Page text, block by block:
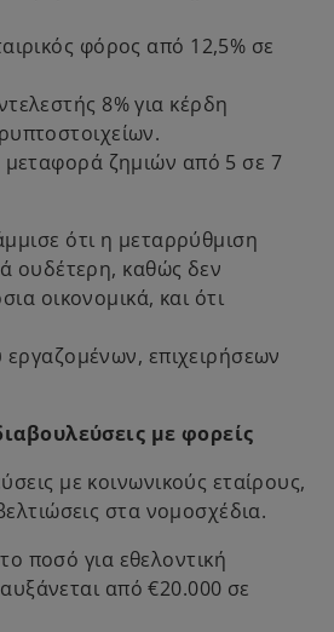
φόρος από 12,5% σε
8% για κέρδη
μεταφορά ζημιών από 5 σε 7
ότι η μεταρρύθμιση
ουδέτερη, καθώς δεν
οικονομικά, και ότι
επιχειρήσεων
με φορείς
με κοινωνικούς εταίρους,
στα νομοσχέδια.
ποσό για εθελοντική
από €20.000 σε